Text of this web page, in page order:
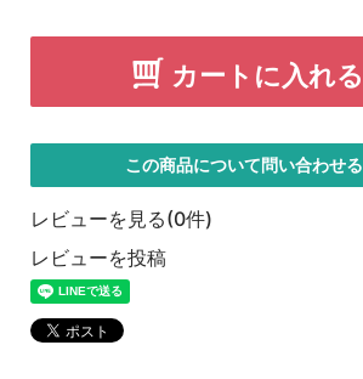
カートに入れる
この商品について問い合わせる
レビューを見る(0件)
レビューを投稿